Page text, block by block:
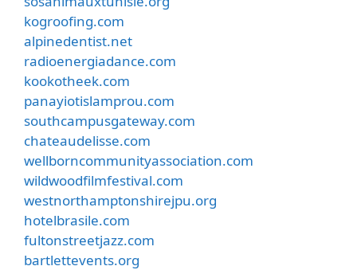
kogroofing.com
alpinedentist.net
radioenergiadance.com
kookotheek.com
panayiotislamprou.com
southcampusgateway.com
chateaudelisse.com
wellborncommunityassociation.com
wildwoodfilmfestival.com
westnorthamptonshirejpu.org
hotelbrasile.com
fultonstreetjazz.com
bartlettevents.org